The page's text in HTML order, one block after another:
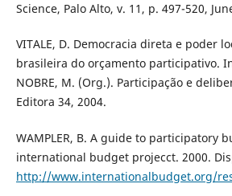
Science, Palo Alto, v. 11, p. 497-520,
VITALE, D. Democracia direta e poder
brasileira do orçamento participativo. In:
NOBRE, M. (Org.). Participação e
Editora 34, 2004.
WAMPLER, B. A guide to participatory
international budget projecct. 2000.
http://www.internationalbudget.org/